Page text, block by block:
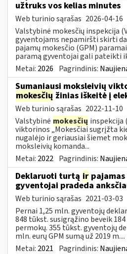
užtruks vos kelias minutes
Web turinio sąrašas 2026-04-16
Valstybinė mokesčių inspekcija
gyventojams nepamiršti skirti
pajamų mokesčio (GPM)
paramą gyventojai gali pateikti
Metai: 2026 Pagrindinis:
Sumaniausi moksleivių
mokesčių žinias iškeitė į
Web turinio sąrašas 2022-11-10
Valstybinė mokesčių inspekcija
viktorinos „Mokesčiai sugrįžta
nugalėjo ir geriausiai šiemet
moksleivių komanda...
Metai: 2022 Pagrindinis:
Deklaruoti turtą ir
gyventojai pradeda
Web turinio sąrašas 2021-03-03
Pernai 1,25 mln. gyventojų
848 tūkst. susigrąžino beveik 184
permokų. 355 tūkst. gyventojų
mln. eurų GPM sumą už 2019 m....
Metai: 2021 Pagrindinis: